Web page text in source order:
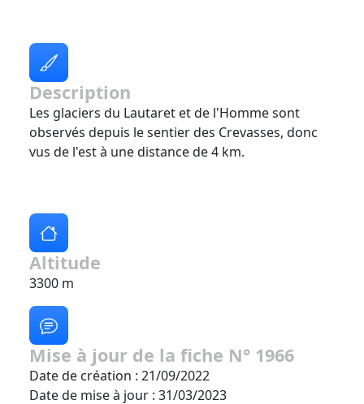
Description
Les glaciers du Lautaret et de l'Homme sont
observés depuis le sentier des Crevasses, donc
vus de l'est à une distance de 4 km.
Altitude
3300 m
Mise à jour de la fiche N° 1966
Date de création : 21/09/2022
Date de mise à jour : 31/03/2023